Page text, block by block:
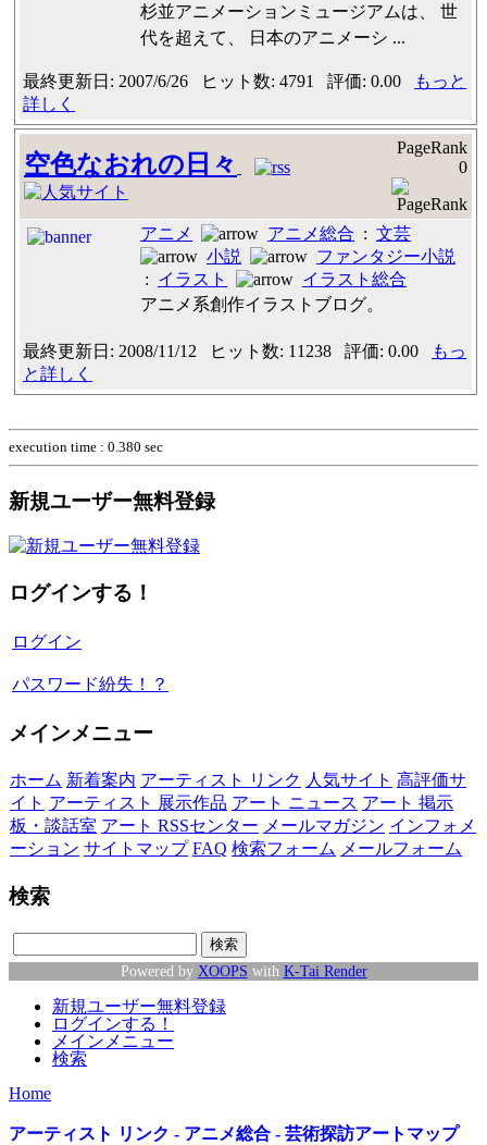
杉並アニメーションミュージアムは、 世
代を超えて、 日本のアニメーシ ...
最終更新日: 2007/6/26 ヒット数: 4791 評価: 0.00
もっと
詳しく
空色なおれの日々
PageRank
0
アニメ アニメ総合 : 文芸
小説
ファンタジー小説
: イラスト
イラスト総合
アニメ系創作イラストブログ。
最終更新日: 2008/11/12 ヒット数: 11238 評価: 0.00
もっ
と詳しく
execution time : 0.380 sec
新規ユーザー無料登録
ログインする！
ログイン
パスワード紛失！？
メインメニュー
ホーム 新着案内 アーティスト リンク 人気サイト 高評価サ
イト アーティスト 展示作品 アート ニュース アート 掲示
板・談話室 アート RSSセンター メールマガジン インフォメ
ーション サイトマップ FAQ 検索フォーム メールフォーム
検索
Powered by XOOPS with K-Tai Render
新規ユーザー無料登録
ログインする！
メインメニュー
検索
Home
アーティスト リンク - アニメ総合 - 芸術探訪アートマップ